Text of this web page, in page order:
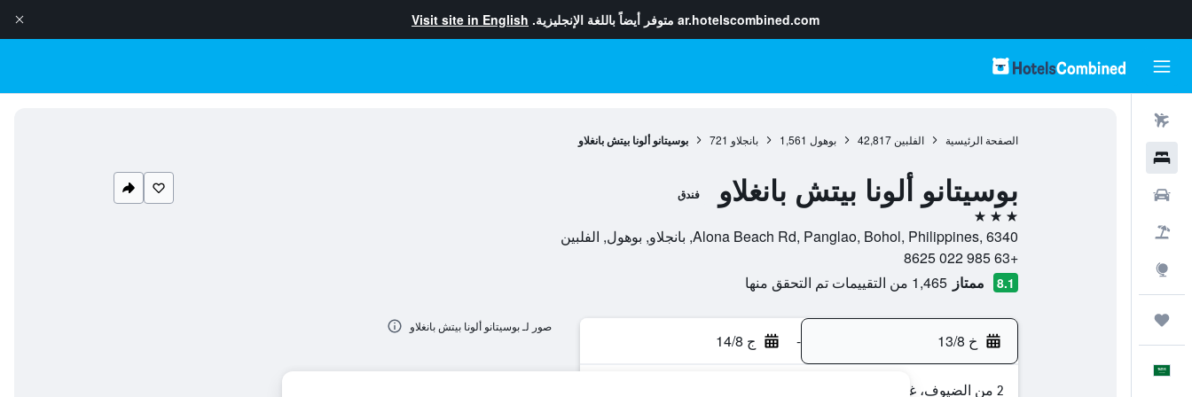
ar.hotelscombined.com متوفر أيضاً باللغة الإنجليزية. Visit site in English
الصفحة الرئيسية الفلبين 42,817 بوهول 1,561 بانجلاو 721 بوسيتانو ألونا بيتش بانغلاو
بوسيتانو ألونا بيتش بانغلاو فندق
3 نجوم
Alona Beach Rd, Panglao, Bohol, Philippines, 6340, بانجلاو, بوهول, الفلبين
+63 985 022 8625
8.1 ممتاز 1,465 من التقييمات تم التحقق منها
خ 13/8 - ج 14/8
2 من الضيوف، غرفة واحدة
صور لـ بوسيتانو ألونا بيتش بانغلاو